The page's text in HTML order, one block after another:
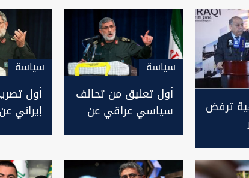
ترفض
سیاسة
أول تعليق من تحالف
سياسي عراقي عن
اهدافها
سیاسة
أول
إيراني